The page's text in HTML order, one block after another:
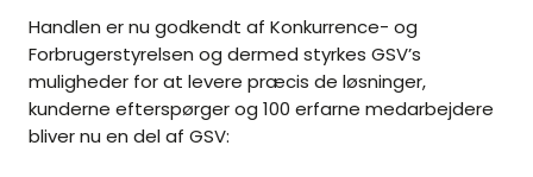
Handlen er nu godkendt af Konkurrence- og
Forbrugerstyrelsen og dermed styrkes GSV’s
muligheder for at levere præcis de løsninger,
kunderne efterspørger og 100 erfarne medarbejdere
bliver nu en del af GSV: